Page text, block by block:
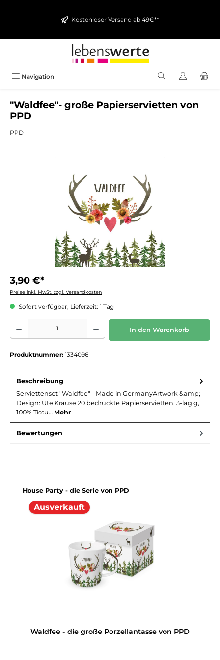
Kostenloser Versand ab 49€**
Navigation
"Waldfee"- große Papierservietten von
PPD
PPD
3,90 €*
Preise inkl. MwSt. zzgl. Versandkosten
Sofort verfügbar, Lieferzeit: 1 Tag
Produkt Anzahl: Gib den gewünschten Wert ein oder benutze die Schaltflächen um
In den Warenkorb
Produktnummer: 1334096
Beschreibung
Serviettenset "Waldfee" - Made in GermanyArtwork &amp;
Design: Ute Krause 20 bedruckte Papierservietten, 3-lagig,
100% Tissu… Mehr
Bewertungen
Produktgalerie überspringen
House Party - die Serie von PPD
Ausverkauft
Waldfee - die große Porzellantasse von PPD